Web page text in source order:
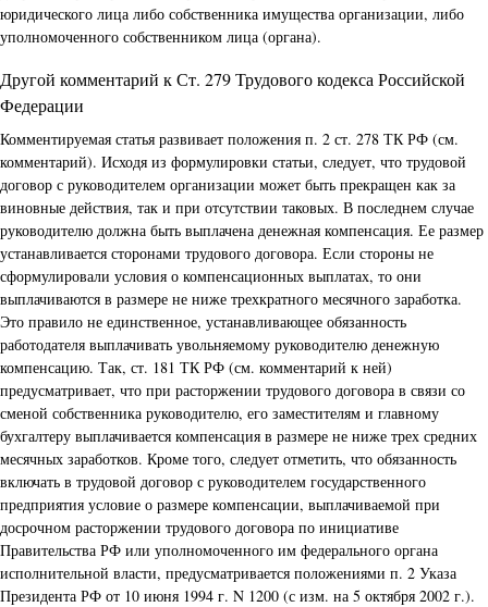
юридического лица либо собственника имущества организации, либо
уполномоченного собственником лица (органа).
Другой комментарий к Ст. 279 Трудового кодекса Российской
Федерации
Комментируемая статья развивает положения п. 2 ст. 278 ТК РФ (см.
комментарий). Исходя из формулировки статьи, следует, что трудовой
договор с руководителем организации может быть прекращен как за
виновные действия, так и при отсутствии таковых. В последнем случае
руководителю должна быть выплачена денежная компенсация. Ее размер
устанавливается сторонами трудового договора. Если стороны не
сформулировали условия о компенсационных выплатах, то они
выплачиваются в размере не ниже трехкратного месячного заработка.
Это правило не единственное, устанавливающее обязанность
работодателя выплачивать увольняемому руководителю денежную
компенсацию. Так, ст. 181 ТК РФ (см. комментарий к ней)
предусматривает, что при расторжении трудового договора в связи со
сменой собственника руководителю, его заместителям и главному
бухгалтеру выплачивается компенсация в размере не ниже трех средних
месячных заработков. Кроме того, следует отметить, что обязанность
включать в трудовой договор с руководителем государственного
предприятия условие о размере компенсации, выплачиваемой при
досрочном расторжении трудового договора по инициативе
Правительства РФ или уполномоченного им федерального органа
исполнительной власти, предусматривается положениями п. 2 Указа
Президента РФ от 10 июня 1994 г. N 1200 (с изм. на 5 октября 2002 г.).